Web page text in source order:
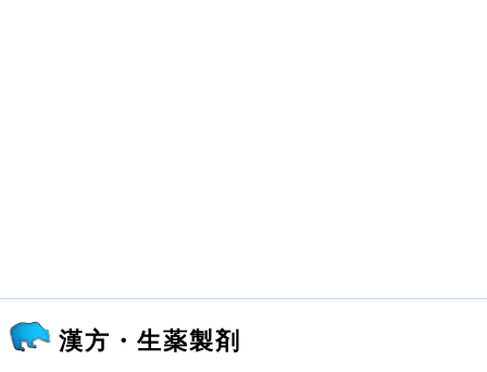
漢方・生薬製剤